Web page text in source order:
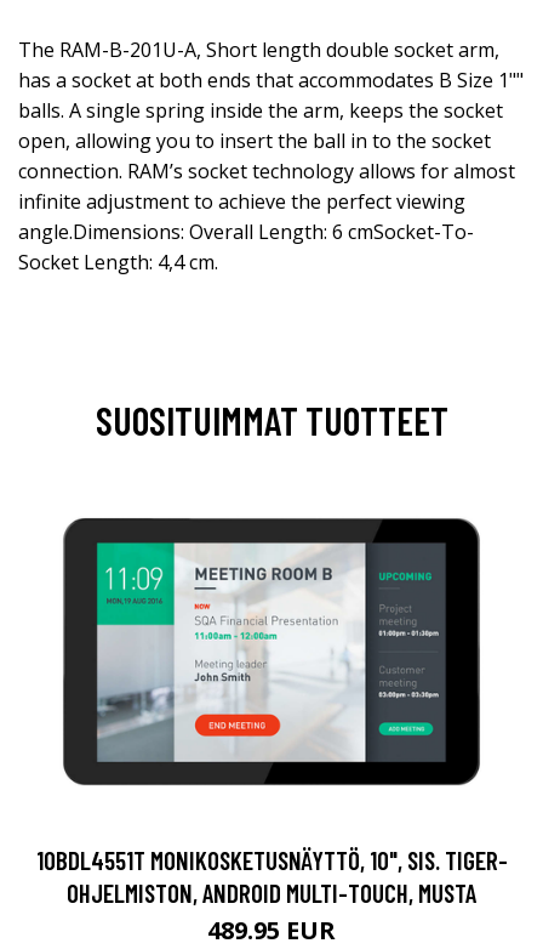
The RAM-B-201U-A, Short length double socket arm,
has a socket at both ends that accommodates B Size 1""
balls. A single spring inside the arm, keeps the socket
open, allowing you to insert the ball in to the socket
connection. RAM’s socket technology allows for almost
infinite adjustment to achieve the perfect viewing
angle.Dimensions: Overall Length: 6 cmSocket-To-
Socket Length: 4,4 cm.
SUOSITUIMMAT TUOTTEET
10BDL4551T MONIKOSKETUSNÄYTTÖ, 10", SIS. TIGER-
OHJELMISTON, ANDROID MULTI-TOUCH, MUSTA
489.95 EUR